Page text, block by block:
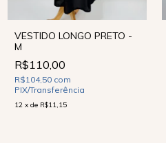
VESTIDO LONGO PRETO -
M
R$110,00
R$104,50 com
PIX/Transferência
12 x de R$11,15